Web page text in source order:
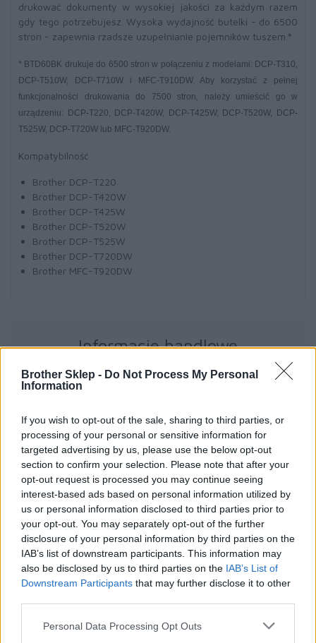
Brother Sklep - Do Not Process My Personal
Information
If you wish to opt-out of the sale, sharing to third parties, or
processing of your personal or sensitive information for
targeted advertising by us, please use the below opt-out
section to confirm your selection. Please note that after your
opt-out request is processed you may continue seeing
interest-based ads based on personal information utilized by
us or personal information disclosed to third parties prior to
your opt-out. You may separately opt-out of the further
disclosure of your personal information by third parties on the
IAB’s list of downstream participants. This information may
also be disclosed by us to third parties on the IAB’s List of
Downstream Participants that may further disclose it to other
Personal Data Processing Opt Outs
drukować dokumenty w wysokiej jakości za każdym razem
gdy tego potrzebujesz. Wysoka wydajność butelki - do 6500
stron - zapewnia rzadsze uzupełnianie pojemników tuszem. *
* BTD60BK drukuje do 6500 stron w połączeniu z modelami: DCP-T310,
DCP-T510W, DCP-T710W i MFC-T910DW. Aby korzystać z pełnej
funkcjonalności drukowania do 7500 stron, należy umieścić go w
urządzeniu: DCP-T220, DCP-T420W, DCP-T425W, DCP-T520W, DCP-
T525W, DCP-T720W lub MFC-T920DW.
Kompatybilność
Brother DCP-T220
Brother DCP-T420W
Brother DCP-T425W
Brother DCP-T520W
Brother DCP-T525W
Brother DCP-T720DW
Brother MFC-T920DW
Informacje handlowe
BTD60BK
Dane producenta
Brother Central and Eastern Europe GmbH
Am Euro Platz 2/2/M1,
1120 Wiedeń, Austria
https://global.brother
Podmiot odpowiedzialny
Brother Polska
ul. Marynarska 15
02-674 Warszawa